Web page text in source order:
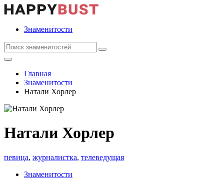
Знаменитости
Главная
Знаменитости
Натали Хорлер
Натали Хорлер
певица, журналистка, телеведущая
Знаменитости